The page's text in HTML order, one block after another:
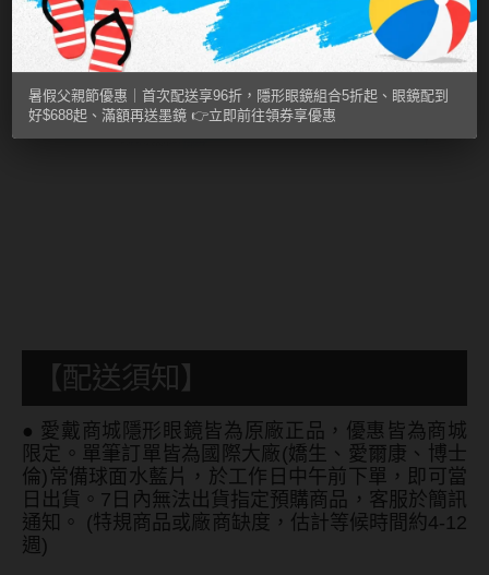
Lens++永暘
MI TESORO蜜緹
MUSE繆思女神
OPT圓瑞
日本隱眼品牌
Secret Candy Magic
神秘魔幻糖果
SEED實瞳
Candy Magic魔幻糖果
【配送須知】
● 愛戴商城隱形眼鏡皆為原廠正品，優惠皆為商城
限定。單筆訂單皆為國際大廠(嬌生、愛爾康、博士
倫)常備球面水藍片，於工作日中午前下單，即可當
日出貨。7日內無法出貨指定預購商品，客服於簡訊
通知。 (特規商品或廠商缺度，估計等候時間約4-12
週)
暑假父親節優惠｜首次配送享96折，隱形眼鏡組合5折起、眼鏡配到
好$688起、滿額再送墨鏡 👉立即前往領券享優惠